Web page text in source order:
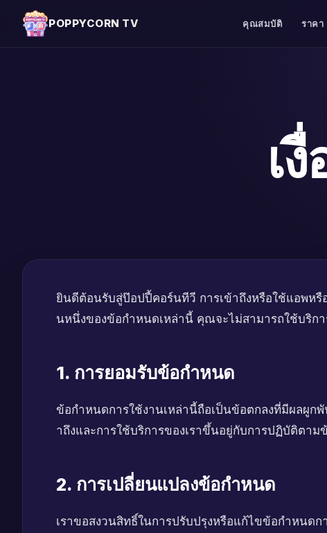
POPPYCORN TV คุณสมบัติ ราคา
เ
ยินดีต้อนรับสู่ป๊อปปี้คอร์นทีวี การเข้าถึงหรือใช้แอพห
นหนึ่งของข้อกำหนดเหล่านี้ คุณจะไม่สามารถใช้บริกา
1. การยอมรับข้อกำหนด
ข้อกำหนดการใช้งานเหล่านี้ถือเป็นข้อตกลงที่มีผลผูก
าถึงและการใช้บริการของเราขึ้นอยู่กับการปฏิบัติตาม
2. การเปลี่ยนแปลงข้อกำหนด
เราขอสงวนสิทธิ์ในการปรับปรุงหรือแก้ไขข้อกำหนดก